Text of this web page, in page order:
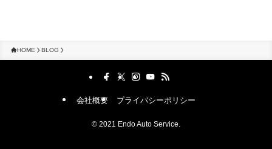
HOME BLOG
会社概要 プライバシーポリシー
© 2021 Endo Auto Service.